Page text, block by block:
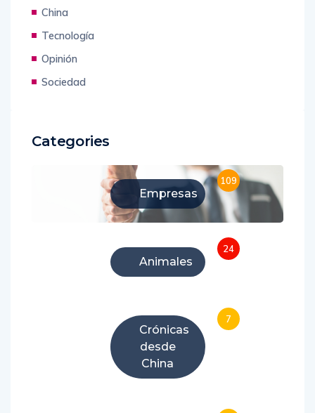
China
Tecnología
Opinión
Sociedad
Categories
Empresas
109
Animales
24
Crónicas
desde
China
7